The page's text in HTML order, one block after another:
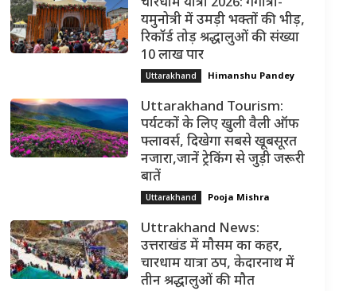
यमुनोत्री में उमड़ी भक्तों की भीड़,
रिकॉर्ड तोड़ श्रद्धालुओं की संख्या
10 लाख पार
Uttarakhand Himanshu Pandey
Uttarakhand Tourism:
पर्यटकों के लिए खुली वैली ऑफ
फ्लावर्स, दिखेगा सबसे खूबसूरत
नजारा,जानें ट्रेकिंग से जुड़ी जरूरी
बातें
Uttarakhand Pooja Mishra
Uttrakhand News:
उत्तराखंड में मौसम का कहर,
चारधाम यात्रा ठप, केदारनाथ में
तीन श्रद्धालुओं की मौत